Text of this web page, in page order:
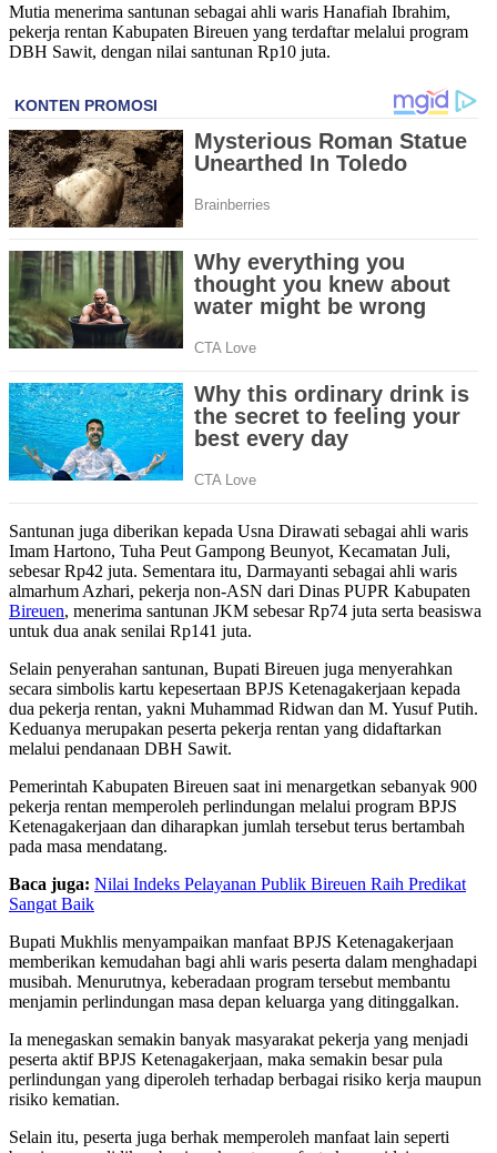
Mutia menerima santunan sebagai ahli waris Hanafiah Ibrahim,
pekerja rentan Kabupaten Bireuen yang terdaftar melalui program
DBH Sawit, dengan nilai santunan Rp10 juta.
Santunan juga diberikan kepada Usna Dirawati sebagai ahli waris
Imam Hartono, Tuha Peut Gampong Beunyot, Kecamatan Juli,
sebesar Rp42 juta. Sementara itu, Darmayanti sebagai ahli waris
almarhum Azhari, pekerja non-ASN dari Dinas PUPR Kabupaten
Bireuen, menerima santunan JKM sebesar Rp74 juta serta beasiswa
untuk dua anak senilai Rp141 juta.
Selain penyerahan santunan, Bupati Bireuen juga menyerahkan
secara simbolis kartu kepesertaan BPJS Ketenagakerjaan kepada
dua pekerja rentan, yakni Muhammad Ridwan dan M. Yusuf Putih.
Keduanya merupakan peserta pekerja rentan yang didaftarkan
melalui pendanaan DBH Sawit.
Pemerintah Kabupaten Bireuen saat ini menargetkan sebanyak 900
pekerja rentan memperoleh perlindungan melalui program BPJS
Ketenagakerjaan dan diharapkan jumlah tersebut terus bertambah
pada masa mendatang.
Baca juga: Nilai Indeks Pelayanan Publik Bireuen Raih Predikat
Sangat Baik
Bupati Mukhlis menyampaikan manfaat BPJS Ketenagakerjaan
memberikan kemudahan bagi ahli waris peserta dalam menghadapi
musibah. Menurutnya, keberadaan program tersebut membantu
menjamin perlindungan masa depan keluarga yang ditinggalkan.
Ia menegaskan semakin banyak masyarakat pekerja yang menjadi
peserta aktif BPJS Ketenagakerjaan, maka semakin besar pula
perlindungan yang diperoleh terhadap berbagai risiko kerja maupun
risiko kematian.
Selain itu, peserta juga berhak memperoleh manfaat lain seperti